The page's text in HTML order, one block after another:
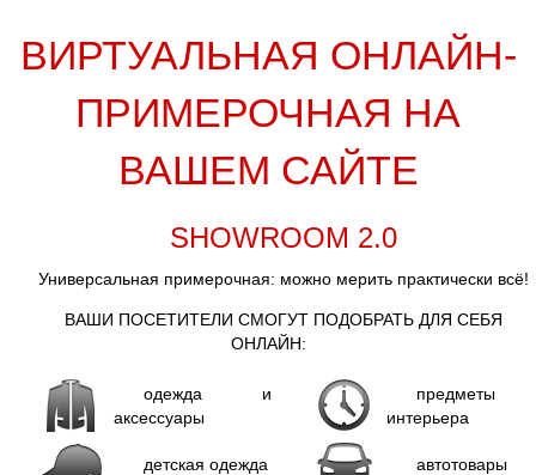
ВИРТУАЛЬНАЯ ОНЛАЙН-
ПРИМЕРОЧНАЯ НА
ВАШЕМ САЙТЕ
SHOWROOM 2.0
Универсальная примерочная: можно мерить практически всё!
ВАШИ ПОСЕТИТЕЛИ СМОГУТ ПОДОБРАТЬ ДЛЯ СЕБЯ
ОНЛАЙН:
одежда и
аксессуары
предметы
интерьера
детская одежда автотовары